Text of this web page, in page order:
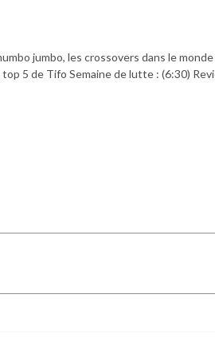
jumbo, les crossovers dans le monde
5 de Tifo Semaine de lutte : (6:30)